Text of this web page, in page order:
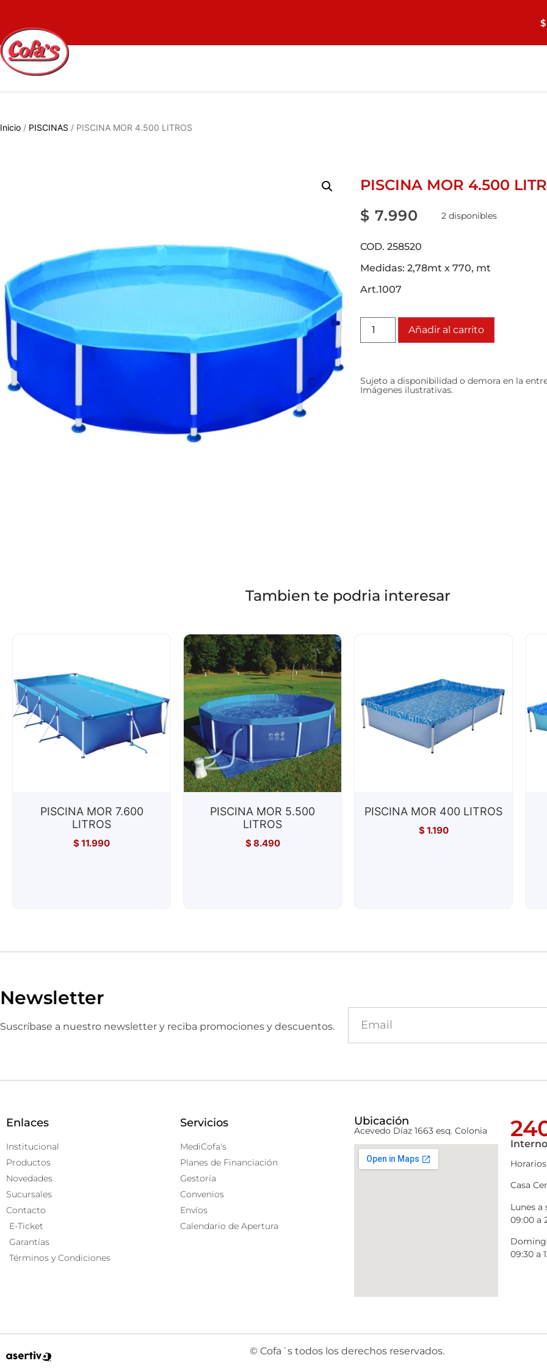
$
Inicio / PISCINAS / PISCINA MOR 4.500 LITROS
PISCINA MOR 4.500
$ 7.990 2 disponibles
COD. 258520
Medidas: 2,78mt x 770, mt
Art.1007
Añadir al carrito
Sujeto a disponibilidad o demora en la
Imágenes ilustrativas.
Tambien te podria interesar
PISCINA MOR 7.600
LITROS
$11.990
PISCINA MOR 5.500
LITROS
$8.490
PISCINA MOR 400 LITROS
$1.190
Newsletter
Suscríbase a nuestro newsletter y reciba promociones y descuentos.
Enlaces
Institucional
Productos
Novedades
Sucursales
Contacto
E-Ticket
Garantías
Términos y Condiciones
Servicios
MediCofa's
Planes de Financiación
Gestoría
Convenios
Envíos
Calendario de Apertura
Ubicación
Acevedo Díaz 1663 esq. Colonia
Horarios
Casa
Lunes a
09:00 a
09:30 a
© Cofa´s todos los derechos reservados.